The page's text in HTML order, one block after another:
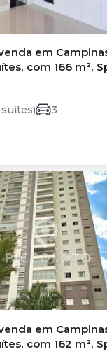
em
com 166 m²,
3
em
com 162 m²,